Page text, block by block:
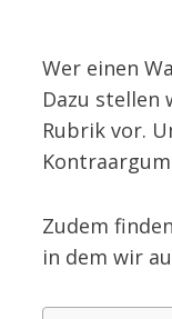
Wer einen
Dazu stellen
Rubrik vor.
Zudem
in dem wir